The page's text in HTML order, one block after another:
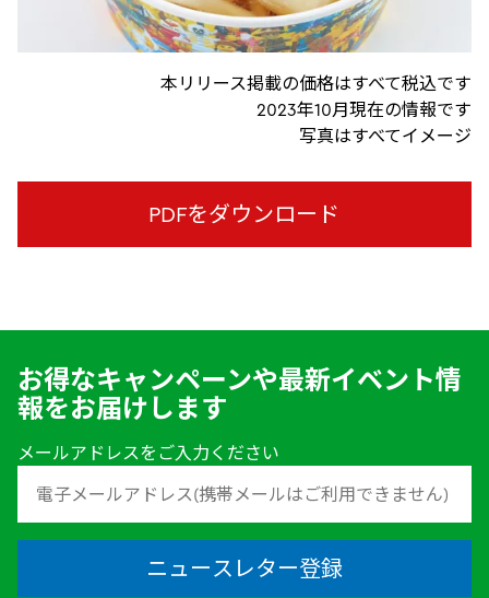
本リリース掲載の価格はすべて税込です
2023年10月現在の情報です
写真はすべてイメージ
PDFをダウンロード
お得なキャンペーンや最新イベント情
報をお届けします
メールアドレスをご入力ください
ニュースレター登録